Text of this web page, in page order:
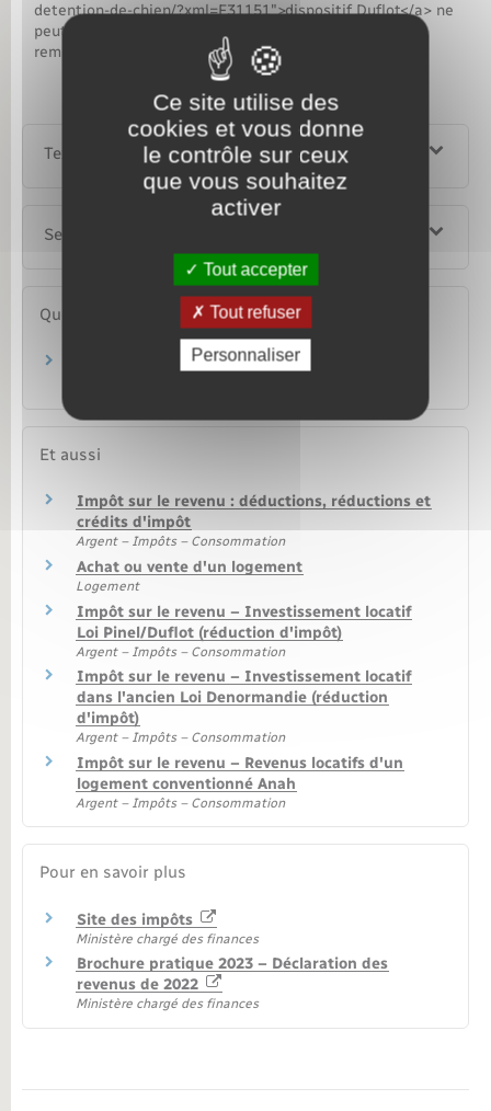
detention-de-chien/?xml=F31151">dispositif Duflot</a> ne
peut plus être souscrit depuis septembre 2014. Il est
remplacé par le dispositif Pinel.
Textes de référence
Services en ligne et formulaires
Questions ? Réponses !
En quoi consiste le plafonnement global des
Et aussi
Impôt sur le revenu : déductions, réductions et
crédits d'impôt
Argent – Impôts – Consommation
Achat ou vente d'un logement
Logement
Impôt sur le revenu – Investissement locatif
Loi Pinel/Duflot (réduction d'impôt)
Argent – Impôts – Consommation
Impôt sur le revenu – Investissement locatif
dans l'ancien Loi Denormandie (réduction
d'impôt)
Argent – Impôts – Consommation
Impôt sur le revenu – Revenus locatifs d'un
logement conventionné Anah
Argent – Impôts – Consommation
Pour en savoir plus
Site des impôts
Ministère chargé des finances
Brochure pratique 2023 – Déclaration des
revenus de 2022
Ministère chargé des finances
Ce site utilise des
cookies et vous donne
le contrôle sur ceux
que vous souhaitez
activer
Tout accepter
Tout refuser
Personnaliser